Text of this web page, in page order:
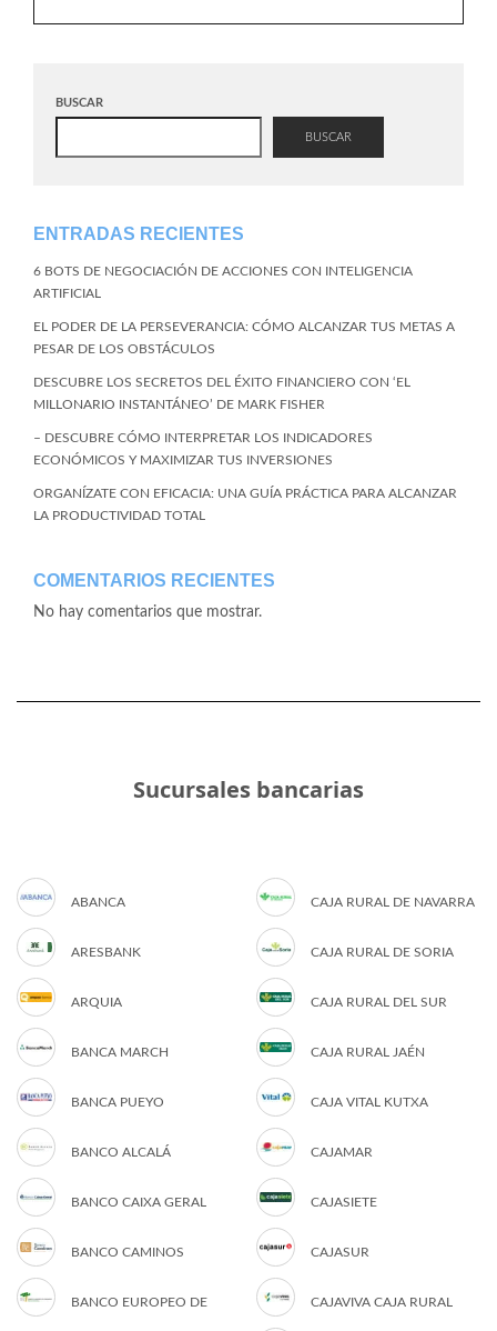
BUSCAR
BUSCAR
ENTRADAS RECIENTES
6 BOTS DE NEGOCIACIÓN DE ACCIONES CON INTELIGENCIA
ARTIFICIAL
EL PODER DE LA PERSEVERANCIA: CÓMO ALCANZAR TUS METAS A
PESAR DE LOS OBSTÁCULOS
DESCUBRE LOS SECRETOS DEL ÉXITO FINANCIERO CON ‘EL
MILLONARIO INSTANTÁNEO’ DE MARK FISHER
– DESCUBRE CÓMO INTERPRETAR LOS INDICADORES
ECONÓMICOS Y MAXIMIZAR TUS INVERSIONES
ORGANÍZATE CON EFICACIA: UNA GUÍA PRÁCTICA PARA ALCANZAR
LA PRODUCTIVIDAD TOTAL
COMENTARIOS RECIENTES
No hay comentarios que mostrar.
Sucursales bancarias
ABANCA
ARESBANK
ARQUIA
BANCA MARCH
BANCA PUEYO
BANCO ALCALÁ
BANCO CAIXA GERAL
BANCO CAMINOS
BANCO EUROPEO DE
CAJA RURAL DE NAVARRA
CAJA RURAL DE SORIA
CAJA RURAL DEL SUR
CAJA RURAL JAÉN
CAJA VITAL KUTXA
CAJAMAR
CAJASIETE
CAJASUR
CAJAVIVA CAJA RURAL